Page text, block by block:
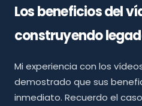
Los beneficios del
construyendo
Mi experiencia con los
demostrado que sus
inmediato. Recuerdo el